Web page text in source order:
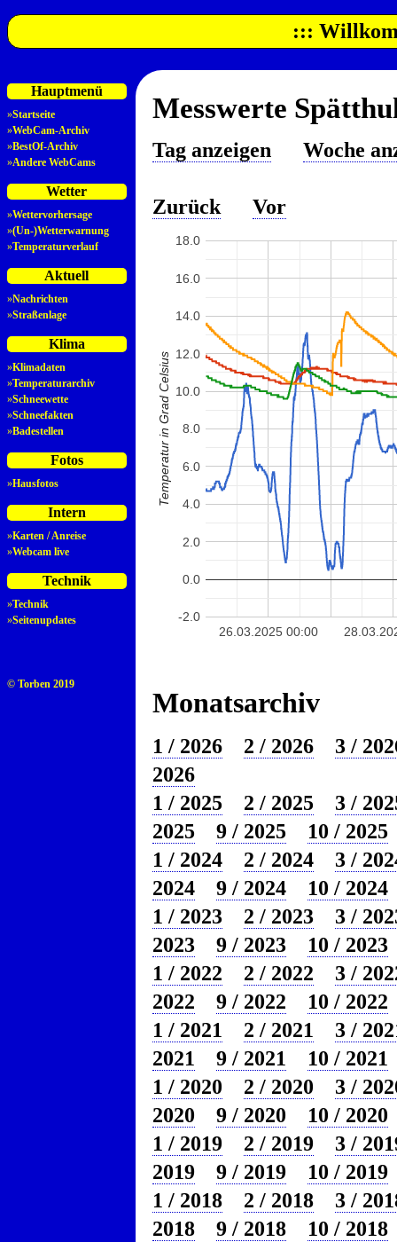
:::
Hauptmenü
»Startseite
»WebCam-Archiv
»BestOf-Archiv
»Andere WebCams
Wetter
»Wettervorhersage
»(Un-)Wetterwarnung
»Temperaturverlauf
Aktuell
»Nachrichten
»Straßenlage
Klima
»Klimadaten
»Temperaturarchiv
»Schneewette
»Schneefakten
»Badestellen
Fotos
»Hausfotos
Intern
»Karten / Anreise
»Webcam live
Technik
»Technik
»Seitenupdates
© Torben 2019
Messwerte
Tag anzeigen Woche
Zurück Vor
26.03.2025 00:00
-2.0
0.0
2.0
4.0
6.0
8.0
10.0
12.0
14.0
16.0
18.0
Temperatur in Grad Celsius
Monatsarchiv
1 / 2026 2 / 2026
3 /
2026
1 / 2025
2 / 2025
3 /
2025
9 / 2025
10 / 2025
1 / 2024
2 / 2024
3 /
2024
9 / 2024
10 / 2024
1 / 2023
2 / 2023
3 /
2023
9 / 2023
10 / 2023
1 / 2022
2 / 2022
3 /
2022
9 / 2022
10 / 2022
1 / 2021
2 / 2021
3 /
2021
9 / 2021
10 / 2021
1 / 2020
2 / 2020
3 /
2020
9 / 2020
10 / 2020
1 / 2019
2 / 2019
3 /
2019
9 / 2019
10 / 2019
1 / 2018
2 / 2018
3 /
2018
9 / 2018
10 / 2018